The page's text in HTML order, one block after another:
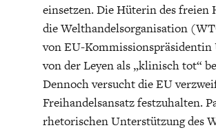
einsetzen. Die Hüterin des freien
die Welthandelsorganisation
von EU-Kommissionspräsidentin
von der Leyen als „klinisch tot“
Dennoch versucht die EU
Freihandelsansatz festzuhalten.
rhetorischen Unterstützung des